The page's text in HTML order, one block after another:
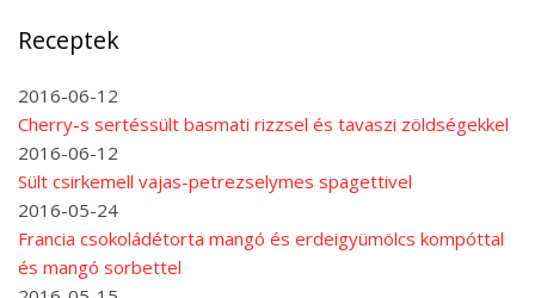
Receptek
2016-06-12
Cherry-s sertéssült basmati rizzsel és tavaszi zöldségekkel
2016-06-12
Sült csirkemell vajas-petrezselymes spagettivel
2016-05-24
Francia csokoládétorta mangó és erdeigyümölcs kompóttal
és mangó sorbettel